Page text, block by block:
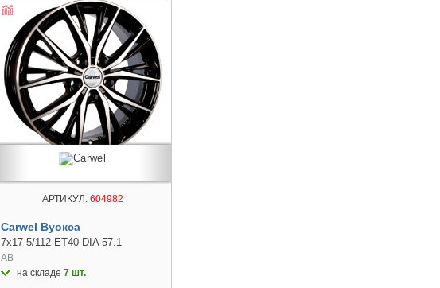
АРТИКУЛ: 604982
Carwel Вуокса
7x17 5/112 ET40 DIA 57.1
AB
на складе7 шт.